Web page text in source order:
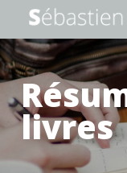
livres